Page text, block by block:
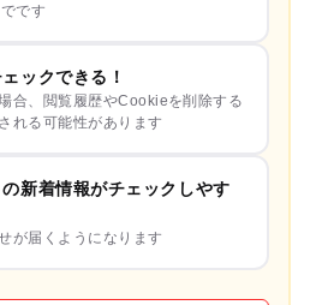
です
ックできる！
合、閲覧履歴やCookieを削除する
れる可能性があります
新着情報がチェックしやす
が届くようになります